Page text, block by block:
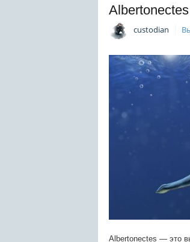
Albertonectes
custodian
Albertonectes — это